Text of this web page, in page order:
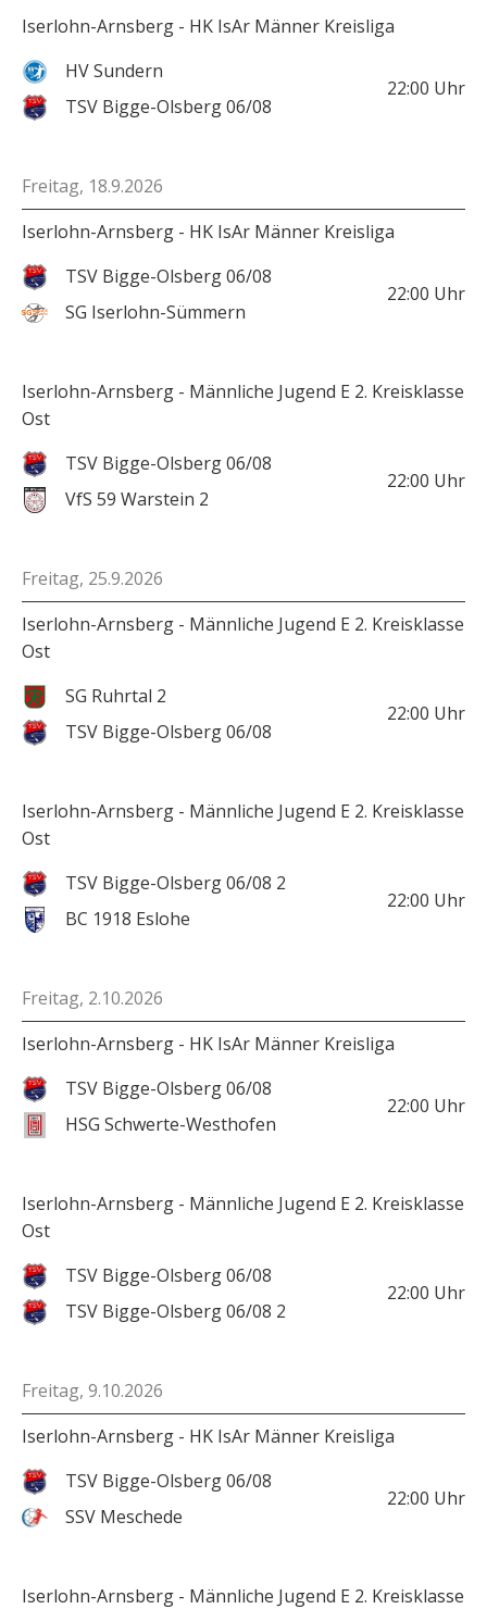
Iserlohn-Arnsberg - HK IsAr Männer Kreisliga
HV Sundern
TSV Bigge-Olsberg 06/08
22:00 Uhr
Freitag, 18.9.2026
Iserlohn-Arnsberg - HK IsAr Männer Kreisliga
TSV Bigge-Olsberg 06/08
SG Iserlohn-Sümmern
22:00 Uhr
Iserlohn-Arnsberg - Männliche Jugend E 2. Kreisklasse
Ost
TSV Bigge-Olsberg 06/08
VfS 59 Warstein 2
22:00 Uhr
Freitag, 25.9.2026
Iserlohn-Arnsberg - Männliche Jugend E 2. Kreisklasse
Ost
SG Ruhrtal 2
TSV Bigge-Olsberg 06/08
22:00 Uhr
Iserlohn-Arnsberg - Männliche Jugend E 2. Kreisklasse
Ost
TSV Bigge-Olsberg 06/08 2
BC 1918 Eslohe
22:00 Uhr
Freitag, 2.10.2026
Iserlohn-Arnsberg - HK IsAr Männer Kreisliga
TSV Bigge-Olsberg 06/08
HSG Schwerte-Westhofen
22:00 Uhr
Iserlohn-Arnsberg - Männliche Jugend E 2. Kreisklasse
Ost
TSV Bigge-Olsberg 06/08
TSV Bigge-Olsberg 06/08 2
22:00 Uhr
Freitag, 9.10.2026
Iserlohn-Arnsberg - HK IsAr Männer Kreisliga
TSV Bigge-Olsberg 06/08
SSV Meschede
22:00 Uhr
Iserlohn-Arnsberg - Männliche Jugend E 2. Kreisklasse